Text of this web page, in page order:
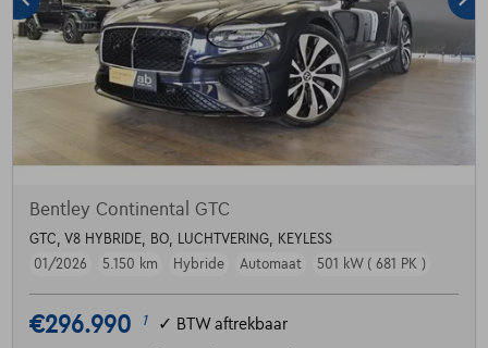
Bentley Continental GTC
GTC, V8 HYBRIDE, BO, LUCHTVERING, KEYLESS
01/2026
5.150 km Hybride Automaat 501 kW ( 681 PK )
€296.990 1 ✓ BTW aftrekbaar